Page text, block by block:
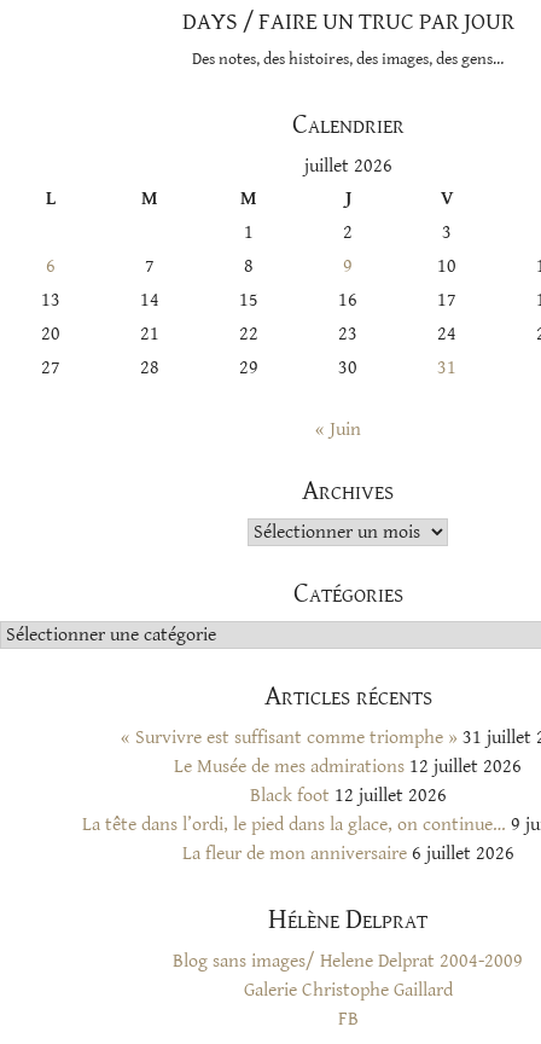
DAYS / FAIRE UN TRUC PAR JOUR
Des notes, des histoires, des images, des gens…
Calendrier
juillet 2026
L
M M J
V
1
2
3
6
7 8 9 10
13
14 15 16 17
20
21 22 23 24
27
28 29 30 31
« Juin
Archives
Archives
Catégories
Catégories
Articles récents
« Survivre est suffisant comme triomphe » 31 juillet
Le Musée de mes admirations 12 juillet 2026
Black foot 12 juillet 2026
La tête dans l’ordi, le pied dans la glace, on continue… 9
La fleur de mon anniversaire 6 juillet 2026
Hélène Delprat
Blog sans images/ Helene Delprat 2004-2009
Galerie Christophe Gaillard
FB